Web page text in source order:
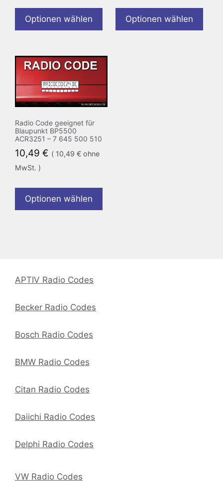
Optionen wählen Optionen wählen
Radio Code geeignet für
Blaupunkt BP5500
ACR3251 – 7 645 500 510
10,49 € ( 10,49 € ohne
MwSt. )
Optionen wählen
APTIV Radio Codes
Becker Radio Codes
Bosch Radio Codes
BMW Radio Codes
Citan Radio Codes
Daiichi Radio Codes
Delphi Radio Codes
VW Radio Codes